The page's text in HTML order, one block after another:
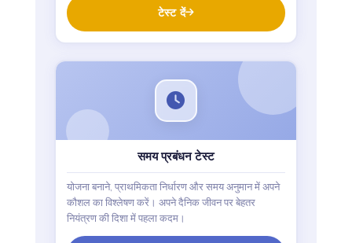
टेस्ट दें
समय प्रबंधन टेस्ट
योजना बनाने, प्राथमिकता निर्धारण और समय अनुमान में अपने
कौशल का विश्लेषण करें। अपने दैनिक जीवन पर बेहतर
नियंत्रण की दिशा में पहला कदम।